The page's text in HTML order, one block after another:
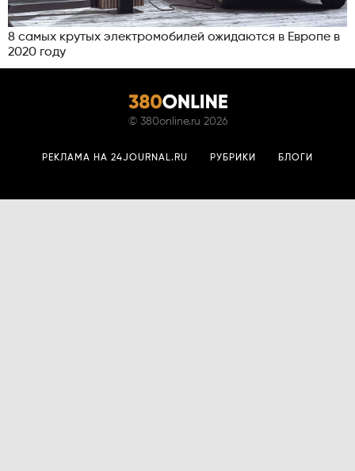
8 самых крутых электромобилей ожидаются в Европе в
2020 году
© 380online.ru 2026
РЕКЛАМА НА 24JOURNAL.RU РУБРИКИ БЛОГИ